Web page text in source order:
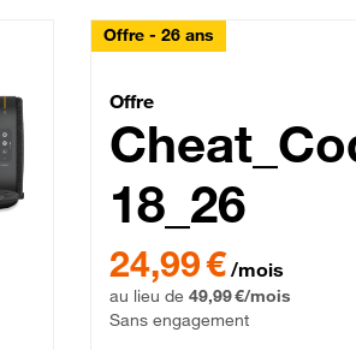
Offre - 26 ans
Cheat_Code
Offre
18_26
24,99 € /mois
au lieu de 49,99 €/mois
Sans engagement